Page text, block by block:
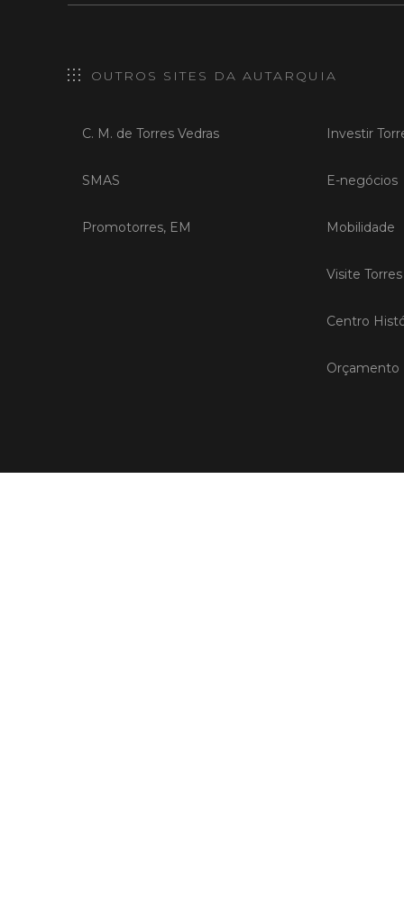
OUTROS SITES DA AUTARQUIA
C. M. de Torres Vedras
SMAS
Promotorres, EM
Investir
E-negócios
Mobilidade
Visite
Centro
Orçamento